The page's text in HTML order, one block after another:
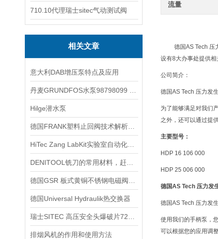
710.10代理瑞士sitec气动测试阀
相关文章
意大利DAB增压泵特点及应用
Hilge潜水泵
德国Universal Hydraulik热交换器
排烟风机的作用和使用方法
流量
德国AS Tech 压
设有8大办事处提供
公司简介：
德国AS Tech 压力发
为了能够满足对我们
之外，还可以通过提
主要型号：
HDP 16 106 000
HDP 25 006 000
德国AS Tech 压力发
德国AS Tech 压力发
使用我们的手柄泵，
可以根据您的应用调